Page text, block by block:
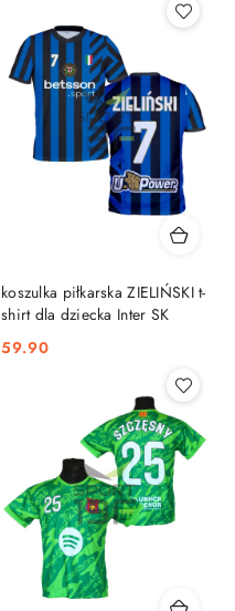
koszulka piłkarska ZIELIŃSKI t-
shirt dla dziecka Inter SK
Cena:
59.90